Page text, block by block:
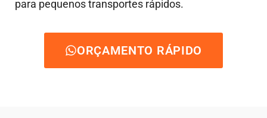
para pequenos transportes rápidos.
ORÇAMENTO RÁPIDO